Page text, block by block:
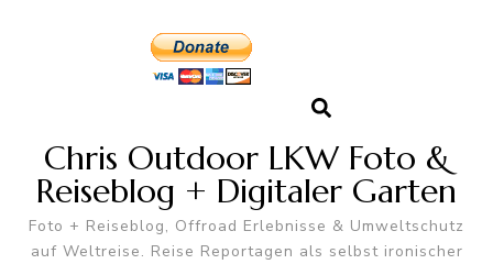
Chris Outdoor LKW Foto &
Reiseblog + Digitaler Garten
Foto + Reiseblog, Offroad Erlebnisse & Umweltschutz
auf Weltreise. Reise Reportagen als selbst ironischer